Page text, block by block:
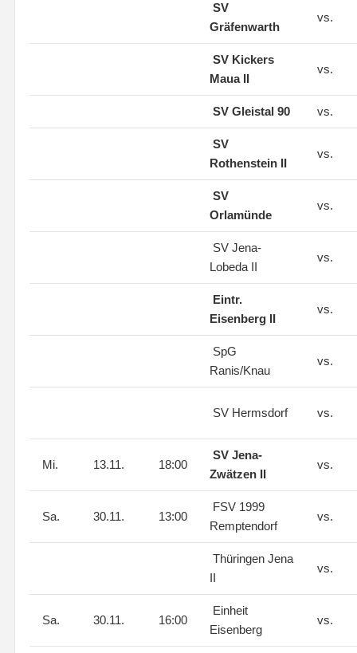
SV
Gräfenwarth
vs.
SV Kickers
Maua II
vs.
SV Gleistal 90 vs.
SV
Rothenstein II
vs.
SV
Orlamünde
vs.
SV Jena-
Lobeda II
vs.
Eintr.
Eisenberg II
vs.
SpG
Ranis/Knau
vs.
SV Hermsdorf vs.
Mi. 13.11. 18:00
SV Jena-
Zwätzen II
vs.
Sa. 30.11. 13:00
FSV 1999
Remptendorf
vs.
Thüringen Jena
II
vs.
Sa. 30.11. 16:00
Einheit
Eisenberg
vs.